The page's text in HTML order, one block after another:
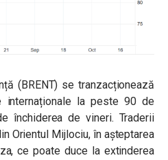
(BRENT) se tranzacționează
internaționale la peste 90 de
închiderea de vineri. Traderii
Orientul Mijlociu, în așteptarea
ce poate duce la extinderea